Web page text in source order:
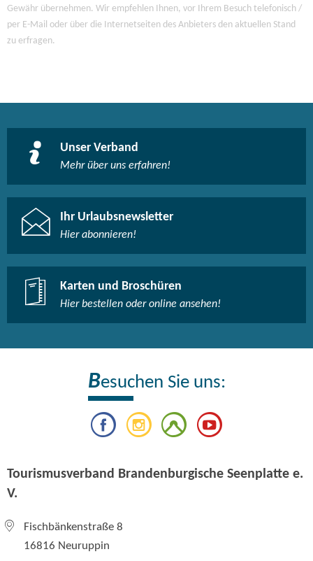
Gewähr übernehmen. Wir empfehlen Ihnen, vor Ihrem Besuch telefonisch /
per E-Mail oder über die Internetseiten des Anbieters den aktuellen Stand
zu erfragen.
Unser Verband
Mehr über uns erfahren!
Ihr Urlaubsnewsletter
Hier abonnieren!
Karten und Broschüren
Hier bestellen oder online ansehen!
Besuchen Sie uns:
Tourismusverband Brandenburgische Seenplatte e.
V.
Fischbänkenstraße 8
16816 Neuruppin